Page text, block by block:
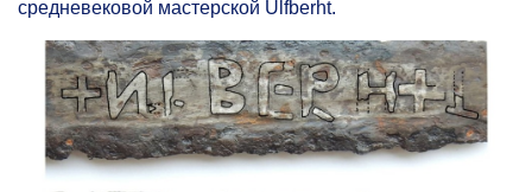
средневековой мастерской Ulfberht.